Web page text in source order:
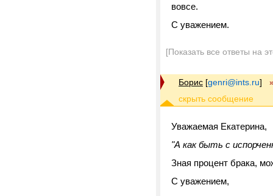
вовсе.
С уважением.
[Показать все ответы на
Борис [genri@ints.ru]
Уважаемая Екатерина,
"А как быть с
Зная процент брака,
С уважением,